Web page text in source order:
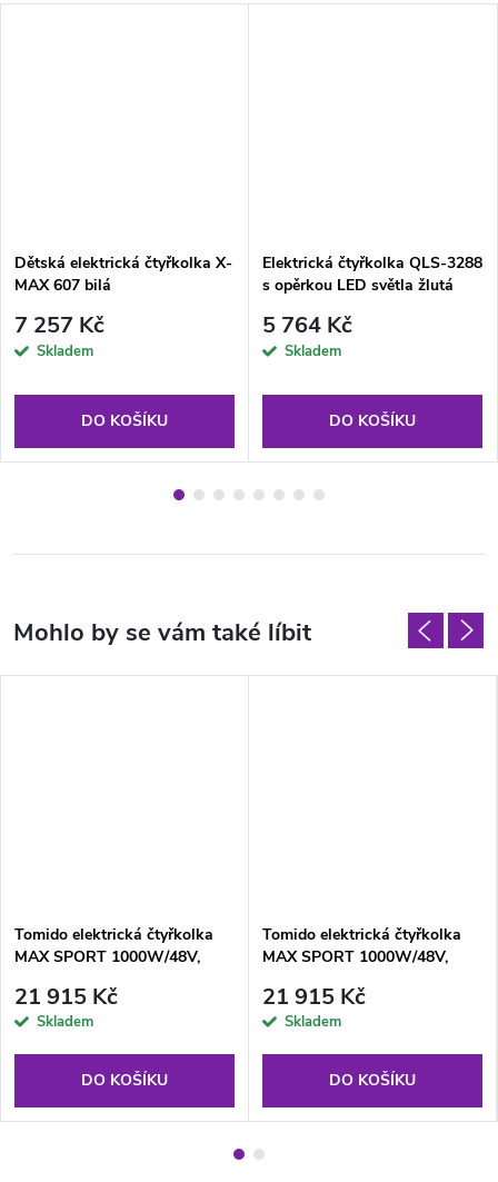
Dětská elektrická čtyřkolka X-
MAX 607 bilá
7 257 Kč
Skladem
DO KOŠÍKU
Elektrická čtyřkolka QLS-3288
s opěrkou LED světla žlutá
5 764 Kč
Skladem
DO KOŠÍKU
Tomido elektrická čtyřkolka
MAX SPORT 1000W/48V,
21 915 Kč
Skladem
DO KOŠÍKU
Tomido elektrická čtyřkolka
MAX SPORT 1000W/48V,
21 915 Kč
Skladem
DO KOŠÍKU